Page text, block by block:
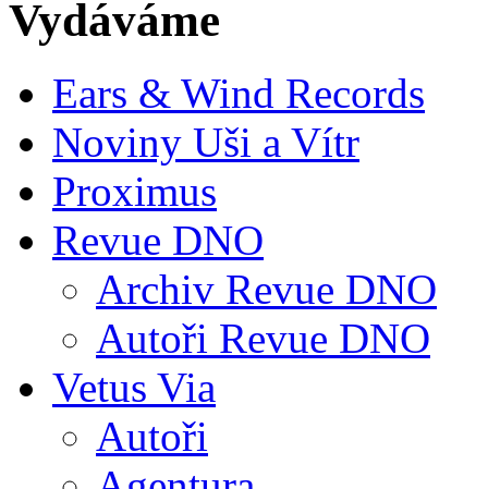
Vydáváme
Ears & Wind Records
Noviny Uši a Vítr
Proximus
Revue DNO
Archiv Revue DNO
Autoři Revue DNO
Vetus Via
Autoři